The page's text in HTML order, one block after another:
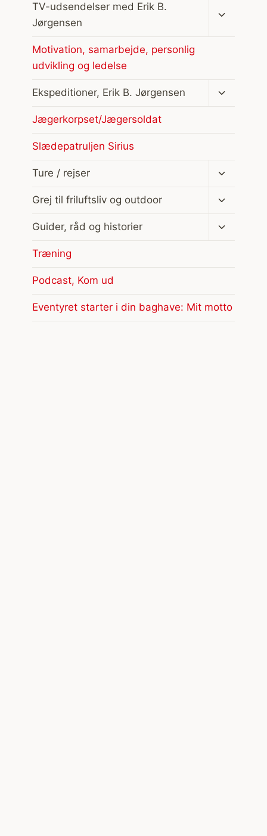
TV-udsendelser med Erik B.
Jørgensen
Motivation, samarbejde, personlig
udvikling og ledelse
Ekspeditioner, Erik B. Jørgensen
Skift
Jægerkorpset/Jægersoldat
Slædepatruljen Sirius
Ture / rejser
Skift
Grej til friluftsliv og outdoor
Skift
Guider, råd og historier
Skift
Træning
Podcast, Kom ud
Eventyret starter i din baghave: Mit motto